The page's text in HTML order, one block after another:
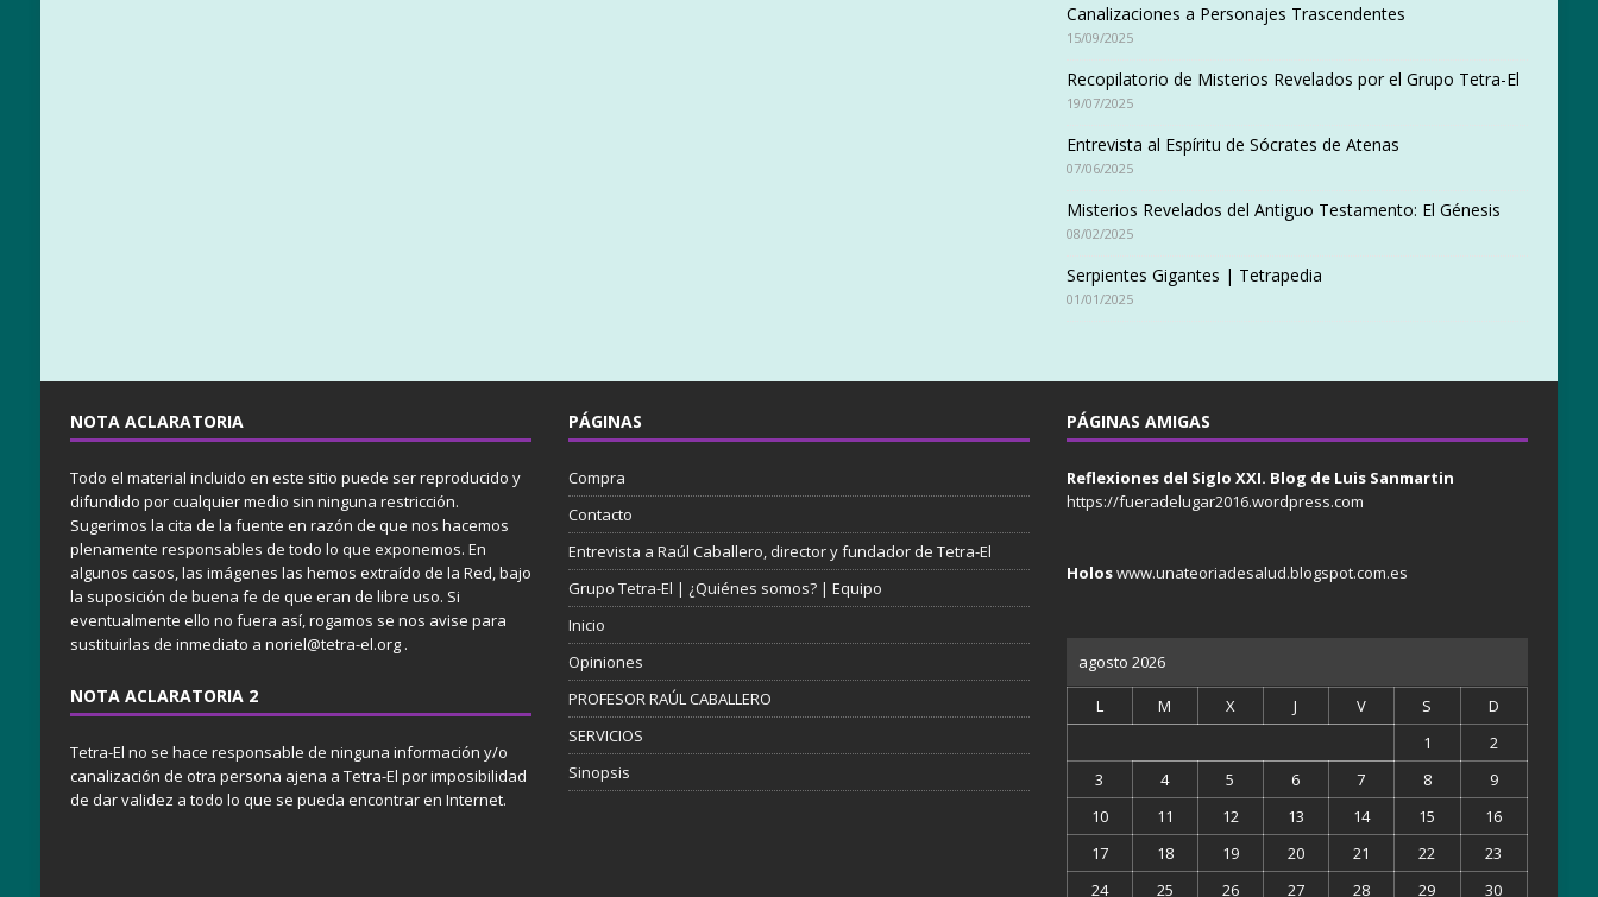
Canalizaciones a Personajes Trascendentes
15/09/2025
Recopilatorio de Misterios Revelados por el Grupo Tetra-El
19/07/2025
Entrevista al Espíritu de Sócrates de Atenas
07/06/2025
Misterios Revelados del Antiguo Testamento: El Génesis
08/02/2025
Serpientes Gigantes | Tetrapedia
01/01/2025
NOTA ACLARATORIA
Todo el material incluido en este sitio puede ser reproducido y
difundido por cualquier medio sin ninguna restricción.
Sugerimos la cita de la fuente en razón de que nos hacemos
plenamente responsables de todo lo que exponemos. En
algunos casos, las imágenes las hemos extraído de la Red, bajo
la suposición de buena fe de que eran de libre uso. Si
eventualmente ello no fuera así, rogamos se nos avise para
sustituirlas de inmediato a noriel@tetra-el.org .
NOTA ACLARATORIA 2
Tetra-El no se hace responsable de ninguna información y/o
canalización de otra persona ajena a Tetra-El por imposibilidad
de dar validez a todo lo que se pueda encontrar en Internet.
PÁGINAS
Compra
Contacto
Entrevista a Raúl Caballero, director y fundador de Tetra-El
Grupo Tetra-El | ¿Quiénes somos? | Equipo
Inicio
Opiniones
PROFESOR RAÚL CABALLERO
SERVICIOS
Sinopsis
PÁGINAS AMIGAS
Reflexiones del Siglo XXI. Blog de Luis Sanmartin
https://fueradelugar2016.wordpress.com
Holoswww.unateoriadesalud.blogspot.com.es
agosto 2026
L M X J V S
D
1
2
3
4 5 6 7 8
9
10
11 12 13 14 15
16
17
18 19 20 21 22
23
24
25 26 27 28 29 30